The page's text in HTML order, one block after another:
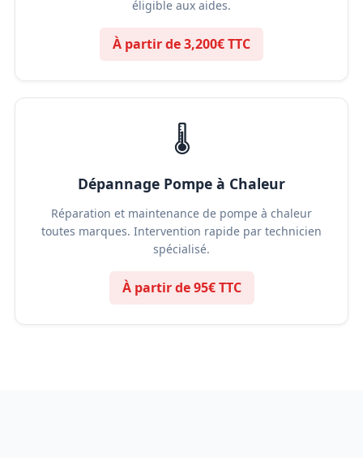
éligible aux aides.
À partir de 3,200€ TTC
🌡️
Dépannage Pompe à Chaleur
Réparation et maintenance de pompe à chaleur
toutes marques. Intervention rapide par technicien
spécialisé.
À partir de 95€ TTC